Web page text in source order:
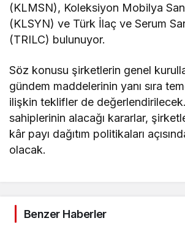
(KLMSN), Koleksiyon Mobilya
(KLSYN) ve Türk İlaç ve Serum
(TRILC) bulunuyor.
Söz konusu şirketlerin genel
gündem maddelerinin yanı sıra
ilişkin teklifler de
sahiplerinin alacağı kararlar,
kâr payı dağıtım politikaları
olacak.
Benzer Haberler